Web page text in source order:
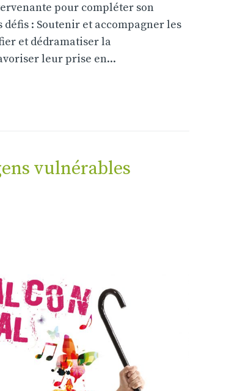
pour compléter son
défis : Soutenir et accompagner les
et dédramatiser la
leur prise en...
vulnérables